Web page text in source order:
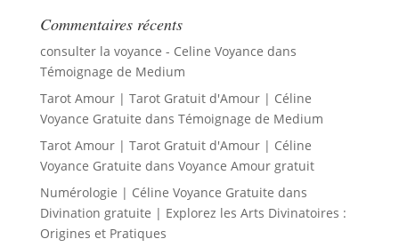
Commentaires récents
consulter la voyance - Celine Voyance dans
Témoignage de Medium
Tarot Amour | Tarot Gratuit d'Amour | Céline
Voyance Gratuite dans Témoignage de Medium
Tarot Amour | Tarot Gratuit d'Amour | Céline
Voyance Gratuite dans Voyance Amour gratuit
Numérologie | Céline Voyance Gratuite dans
Divination gratuite | Explorez les Arts Divinatoires :
Origines et Pratiques